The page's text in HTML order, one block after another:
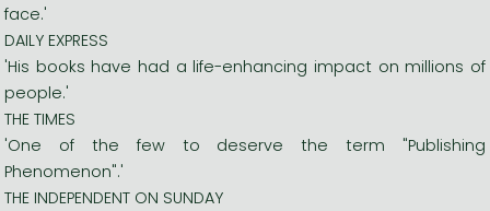
face.'
DAILY EXPRESS
'His books have had a life-enhancing impact on millions of
people.'
THE TIMES
'One of the few to deserve the term "Publishing
Phenomenon".'
THE INDEPENDENT ON SUNDAY